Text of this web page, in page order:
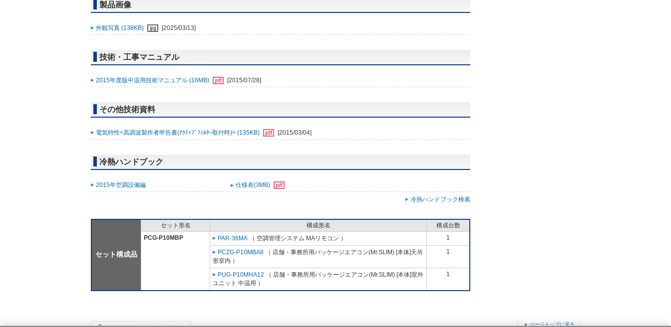
製品画像
外観写真 (138KB) [2025/03/13]
技術・工事マニュアル
2015年度版中温用技術マニュアル (16MB) [2015/07/28]
その他技術資料
電気特性<高調波製作者申告書(ｱｸﾃｨﾌﾞﾌｨﾙﾀｰ取付時)> (135KB) [2015/03/04]
冷熱ハンドブック
2015年空調設備編 仕様表(3MB)
冷熱ハンドブック検索
セット構成品
セット形名 構成形名
構成台数
PCG-P10MBP
PAR-36MA （ 空調管理システム MAリモコン ） 1
PCZG-P10MBA8 （ 店舗・事務所用パッケージエアコン(Mr.SLIM) [本体]天吊
形室内 ）
1
PUG-P10MHA12 （ 店舗・事務所用パッケージエアコン(Mr.SLIM) [本体]室外
ユニット 中温用 ）
1
▲ ページトップに戻る